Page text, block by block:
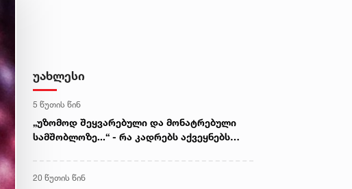
უახლესი
5 წუთის წინ
„უზომოდ შეყვარებული და მონატრებული
სამშობლოზე...“ - რა კადრებს აქვეყნებს
20 წუთის წინ